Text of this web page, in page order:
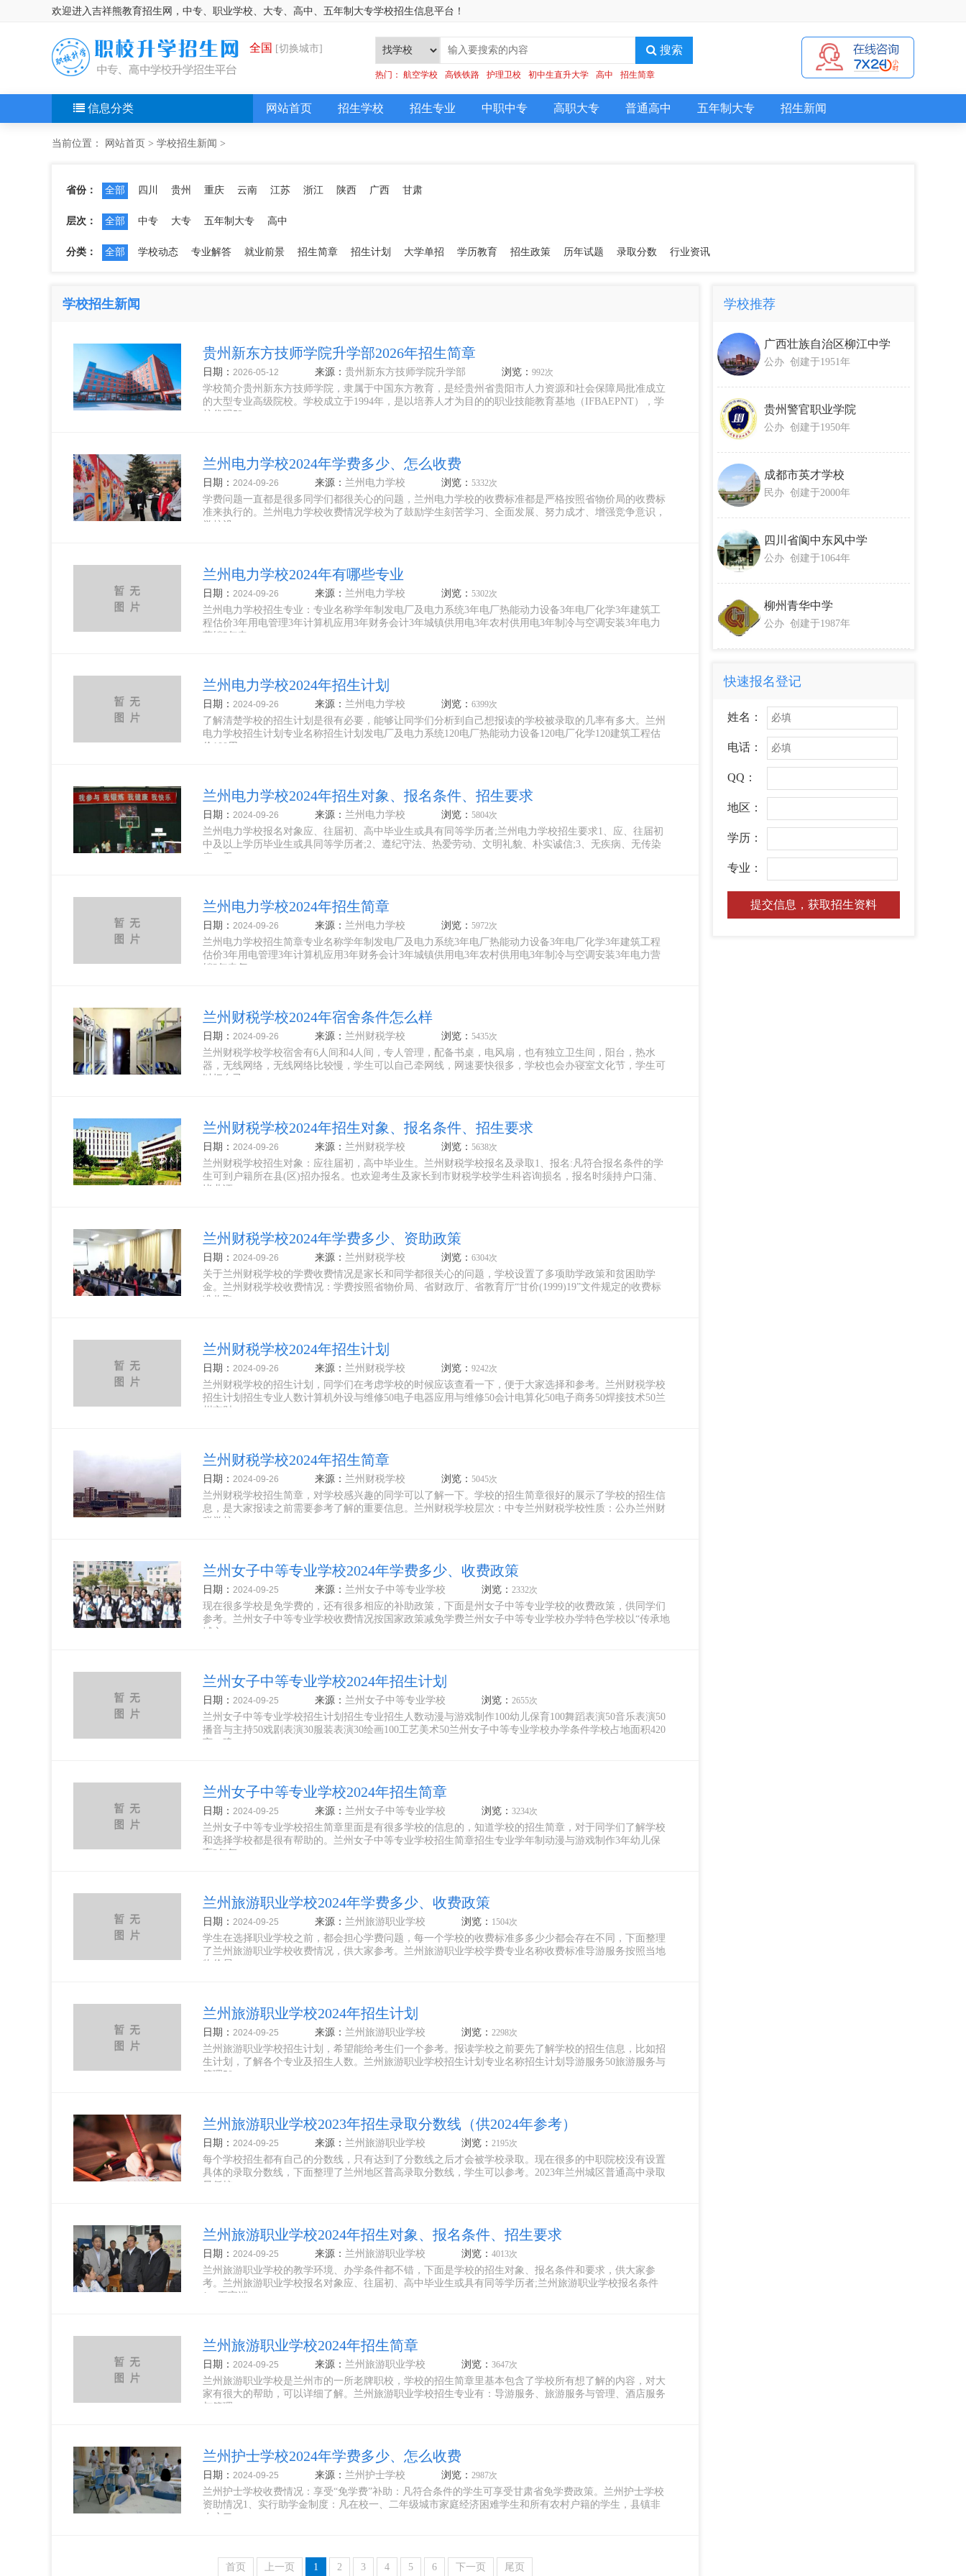
欢迎进入吉祥熊教育招生网，中专、职业学校、大专、高中、五年制大专学校招生信息平台！
全国 [切换城市] 搜索
热门： 航空学校 高铁铁路 护理卫校 初中生直升大学 高中 招生简章
网站首页 招生学校 招生专业 中职中专 高职大专 普通高中 五年制大专 招生新闻
信息分类
当前位置： 网站首页 > 学校招生新闻 >
省份： 全部 四川 贵州 重庆 云南 江苏 浙江 陕西 广西 甘肃
层次： 全部 中专 大专 五年制大专 高中
分类： 全部 学校动态 专业解答 就业前景 招生简章 招生计划 大学单招 学历教育 招生政策 历年试题 录取分数 行业资讯
学校招生新闻
贵州新东方技师学院升学部2026年招生简章
日期： 2026-05-12 来源： 贵州新东方技师学院升学部 浏览： 992次
学校简介贵州新东方技师学院，隶属于中国东方教育，是经贵州省贵阳市人力资源和社会保障局批准成立
的大型专业高级院校。学校成立于1994年，是以培养人才为目的的职业技能教育基地（IFBAEPNT），学
校代码52...
兰州电力学校2024年学费多少、怎么收费
日期： 2024-09-26 来源： 兰州电力学校 浏览： 5332次
学费问题一直都是很多同学们都很关心的问题，兰州电力学校的收费标准都是严格按照省物价局的收费标
准来执行的。兰州电力学校收费情况学校为了鼓励学生刻苦学习、全面发展、努力成才、增强竞争意识，
学校设...
兰州电力学校2024年有哪些专业
日期： 2024-09-26 来源： 兰州电力学校 浏览： 5302次
兰州电力学校招生专业：专业名称学年制发电厂及电力系统3年电厂热能动力设备3年电厂化学3年建筑工
程估价3年用电管理3年计算机应用3年财务会计3年城镇供用电3年农村供用电3年制冷与空调安装3年电力
营销3年电...
兰州电力学校2024年招生计划
日期： 2024-09-26 来源： 兰州电力学校 浏览： 6399次
了解清楚学校的招生计划是很有必要，能够让同学们分析到自己想报读的学校被录取的几率有多大。兰州
电力学校招生计划专业名称招生计划发电厂及电力系统120电厂热能动力设备120电厂化学120建筑工程估
价100用...
兰州电力学校2024年招生对象、报名条件、招生要求
日期： 2024-09-26 来源： 兰州电力学校 浏览： 5804次
兰州电力学校报名对象应、往届初、高中毕业生或具有同等学历者;兰州电力学校招生要求1、应、往届初
中及以上学历毕业生或具同等学历者;2、遵纪守法、热爱劳动、文明礼貌、朴实诚信;3、无疾病、无传染
病、无...
兰州电力学校2024年招生简章
日期： 2024-09-26 来源： 兰州电力学校 浏览： 5972次
兰州电力学校招生简章专业名称学年制发电厂及电力系统3年电厂热能动力设备3年电厂化学3年建筑工程
估价3年用电管理3年计算机应用3年财务会计3年城镇供用电3年农村供用电3年制冷与空调安装3年电力营
销3年电气...
兰州财税学校2024年宿舍条件怎么样
日期： 2024-09-26 来源： 兰州财税学校 浏览： 5435次
兰州财税学校学校宿舍有6人间和4人间，专人管理，配备书桌，电风扇，也有独立卫生间，阳台，热水
器，无线网络，无线网络比较慢，学生可以自己牵网线，网速要快很多，学校也会办寝室文化节，学生可
以把自己...
兰州财税学校2024年招生对象、报名条件、招生要求
日期： 2024-09-26 来源： 兰州财税学校 浏览： 5638次
兰州财税学校招生对象：应往届初，高中毕业生。兰州财税学校报名及录取1、报名:凡符合报名条件的学
生可到户籍所在县(区)招办报名。也欢迎考生及家长到市财税学校学生科咨询损名，报名时须持户口蒲、
毕业证...
兰州财税学校2024年学费多少、资助政策
日期： 2024-09-26 来源： 兰州财税学校 浏览： 6304次
关于兰州财税学校的学费收费情况是家长和同学都很关心的问题，学校设置了多项助学政策和贫困助学
金。兰州财税学校收费情况：学费按照省物价局、省财政厅、省教育厅“甘价(1999)19”文件规定的收费标
准收取...
兰州财税学校2024年招生计划
日期： 2024-09-26 来源： 兰州财税学校 浏览： 9242次
兰州财税学校的招生计划，同学们在考虑学校的时候应该查看一下，便于大家选择和参考。兰州财税学校
招生计划招生专业人数计算机外设与维修50电子电器应用与维修50会计电算化50电子商务50焊接技术50兰
州市财...
兰州财税学校2024年招生简章
日期： 2024-09-26 来源： 兰州财税学校 浏览： 5045次
兰州财税学校招生简章，对学校感兴趣的同学可以了解一下。学校的招生简章很好的展示了学校的招生信
息，是大家报读之前需要参考了解的重要信息。兰州财税学校层次：中专兰州财税学校性质：公办兰州财
税学校...
兰州女子中等专业学校2024年学费多少、收费政策
日期： 2024-09-25 来源： 兰州女子中等专业学校 浏览： 2332次
现在很多学校是免学费的，还有很多相应的补助政策，下面是州女子中等专业学校的收费政策，供同学们
参考。兰州女子中等专业学校收费情况按国家政策减免学费兰州女子中等专业学校办学特色学校以“传承地
域文...
兰州女子中等专业学校2024年招生计划
日期： 2024-09-25 来源： 兰州女子中等专业学校 浏览： 2655次
兰州女子中等专业学校招生计划招生专业招生人数动漫与游戏制作100幼儿保育100舞蹈表演50音乐表演50
播音与主持50戏剧表演30服装表演30绘画100工艺美术50兰州女子中等专业学校办学条件学校占地面积420
亩，建...
兰州女子中等专业学校2024年招生简章
日期： 2024-09-25 来源： 兰州女子中等专业学校 浏览： 3234次
兰州女子中等专业学校招生简章里面是有很多学校的信息的，知道学校的招生简章，对于同学们了解学校
和选择学校都是很有帮助的。兰州女子中等专业学校招生简章招生专业学年制动漫与游戏制作3年幼儿保
育3年舞...
兰州旅游职业学校2024年学费多少、收费政策
日期： 2024-09-25 来源： 兰州旅游职业学校 浏览： 1504次
学生在选择职业学校之前，都会担心学费问题，每一个学校的收费标准多多少少都会存在不同，下面整理
了兰州旅游职业学校收费情况，供大家参考。兰州旅游职业学校学费专业名称收费标准导游服务按照当地
物价局...
兰州旅游职业学校2024年招生计划
日期： 2024-09-25 来源： 兰州旅游职业学校 浏览： 2298次
兰州旅游职业学校招生计划，希望能给考生们一个参考。报读学校之前要先了解学校的招生信息，比如招
生计划，了解各个专业及招生人数。兰州旅游职业学校招生计划专业名称招生计划导游服务50旅游服务与
管理50...
兰州旅游职业学校2023年招生录取分数线（供2024年参考）
日期： 2024-09-25 来源： 兰州旅游职业学校 浏览： 2195次
每个学校招生都有自己的分数线，只有达到了分数线之后才会被学校录取。现在很多的中职院校没有设置
具体的录取分数线，下面整理了兰州地区普高录取分数线，学生可以参考。2023年兰州城区普通高中录取
最低控...
兰州旅游职业学校2024年招生对象、报名条件、招生要求
日期： 2024-09-25 来源： 兰州旅游职业学校 浏览： 4013次
兰州旅游职业学校的教学环境、办学条件都不错，下面是学校的招生对象、报名条件和要求，供大家参
考。兰州旅游职业学校报名对象应、往届初、高中毕业生或具有同等学历者;兰州旅游职业学校报名条件
1、五官端...
兰州旅游职业学校2024年招生简章
日期： 2024-09-25 来源： 兰州旅游职业学校 浏览： 3647次
兰州旅游职业学校是兰州市的一所老牌职校，学校的招生简章里基本包含了学校所有想了解的内容，对大
家有很大的帮助，可以详细了解。兰州旅游职业学校招生专业有：导游服务、旅游服务与管理、酒店服务
与管理...
兰州护士学校2024年学费多少、怎么收费
日期： 2024-09-25 来源： 兰州护士学校 浏览： 2987次
兰州护士学校收费情况：享受“免学费”补助：凡符合条件的学生可享受甘肃省免学费政策。兰州护士学校
资助情况1、实行助学金制度：凡在校一、二年级城市家庭经济困难学生和所有农村户籍的学生，县镇非
农户口...
首页 上一页 1 2 3 4 5 6 下一页 尾页
学校推荐
广西壮族自治区柳江中学
公办 创建于1951年
贵州警官职业学院
公办 创建于1950年
成都市英才学校
民办 创建于2000年
四川省阆中东风中学
公办 创建于1064年
柳州青华中学
公办 创建于1987年
快速报名登记
姓名：
电话：
QQ：
地区：
学历：
专业：
提交信息，获取招生资料